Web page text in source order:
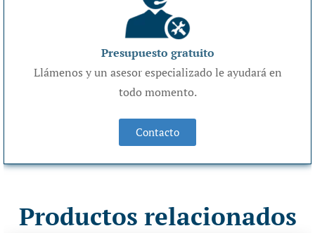
Presupuesto gratuito
Llámenos y un asesor especializado le ayudará en
todo momento.
Contacto
Productos relacionados